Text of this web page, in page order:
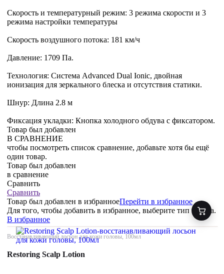
Скорость и температурный режим: 3 режима скорости и 3
режима настройки температуры
Скорость воздушного потока: 181 км/ч
Давление: 1709 Па.
Технология: Система Advanced Dual Ionic, двойная
ионизация для зеркального блеска и отсутствия статики.
Шнур: Длина 2.8 м
Фиксация укладки: Кнопка холодного обдува с фиксатором.
Товар был добавлен
В СРАВНЕНИЕ
чтобы посмотреть список сравнение, добавьте хотя бы ещё
один товар.
Товар был добавлен
в сравнение
Сравнить
Сравнить
Товар был добавлен в избранноеПерейти в избранное
Для того, чтобы добавить в избранное, выберите тип товара.
В избранное
Восстанавливающий лосьон для кожи головы, 100мл
Restoring Scalp Lotion